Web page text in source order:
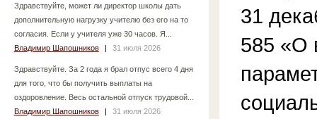
Здравствуйте, может ли директор школы дать
дополнительную нагрузку учителю без его на то
согласия. Если у учителя уже 30 часов. Я...
Владимир Шапошников
| 31 июля 2026
Здравствуйте. За 2 года я брал отпус всего 4 дня
для того, что бы получить выплаты на
оздоровление. Весь остальной отпуск трудовой...
Владимир Шапошников
| 31 июля 2026
31
585 «О